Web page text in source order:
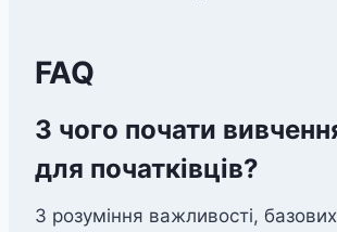
FAQ
З чого почати
для початківців?
З розуміння важливості, базових